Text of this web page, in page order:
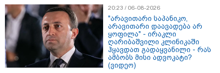
მკითხველის რჩევით
20:23 / 06-08-2026
"არავითარი საპანიკო,
არავითარი დაავადება არ
ყოფილა" - ირაკლი
ღარიბაშვილი კლინიკაში
ჰყავდათ გადაყვანილი - რას
ამბობს მისი ადვოკატი?
(ვიდეო)